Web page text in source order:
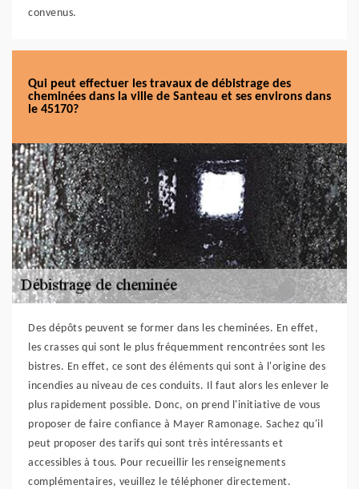
convenus.
Qui peut effectuer les travaux de débistrage des
cheminées dans la ville de Santeau et ses environs dans
le 45170?
Des dépôts peuvent se former dans les cheminées. En effet,
les crasses qui sont le plus fréquemment rencontrées sont les
bistres. En effet, ce sont des éléments qui sont à l'origine des
incendies au niveau de ces conduits. Il faut alors les enlever le
plus rapidement possible. Donc, on prend l'initiative de vous
proposer de faire confiance à Mayer Ramonage. Sachez qu'il
peut proposer des tarifs qui sont très intéressants et
accessibles à tous. Pour recueillir les renseignements
complémentaires, veuillez le téléphoner directement.